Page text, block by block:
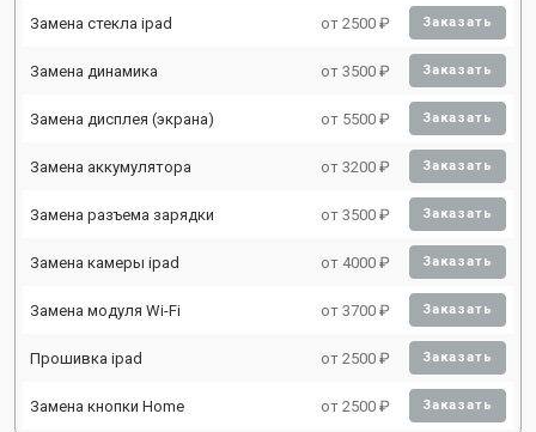
Замена стекла ipad от 2500 ₽ Заказать
Замена динамика от 3500 ₽ Заказать
Замена дисплея (экрана) от 5500 ₽ Заказать
Замена аккумулятора от 3200 ₽ Заказать
Замена разъема зарядки от 3500 ₽ Заказать
Замена камеры ipad от 4000 ₽ Заказать
Замена модуля Wi-Fi от 3700 ₽ Заказать
Прошивка ipad от 2500 ₽ Заказать
Замена кнопки Home от 2500 ₽ Заказать